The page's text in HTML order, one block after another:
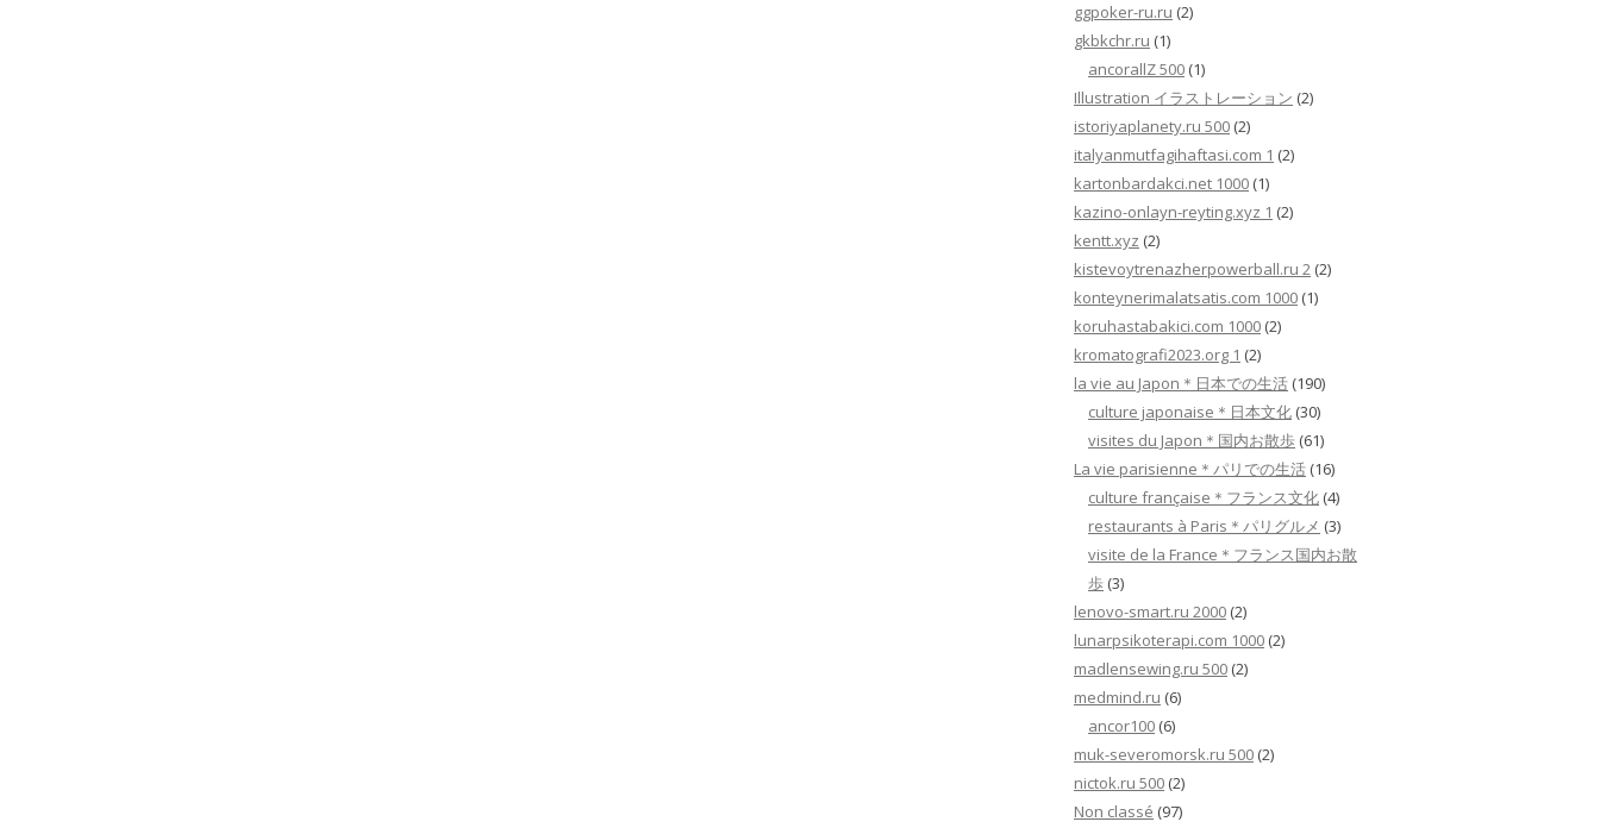
ggpoker-ru.ru (2)
gkbkchr.ru (1)
ancorallZ 500 (1)
Illustration イラストレーション (2)
istoriyaplanety.ru 500 (2)
italyanmutfagihaftasi.com 1 (2)
kartonbardakci.net 1000 (1)
kazino-onlayn-reyting.xyz 1 (2)
kentt.xyz (2)
kistevoytrenazherpowerball.ru 2 (2)
konteynerimalatsatis.com 1000 (1)
koruhastabakici.com 1000 (2)
kromatografi2023.org 1 (2)
la vie au Japon＊日本での生活 (190)
culture japonaise＊日本文化 (30)
visites du Japon＊国内お散歩 (61)
La vie parisienne＊パリでの生活 (16)
culture française＊フランス文化 (4)
restaurants à Paris＊パリグルメ (3)
visite de la France＊フランス国内お散
歩 (3)
lenovo-smart.ru 2000 (2)
lunarpsikoterapi.com 1000 (2)
madlensewing.ru 500 (2)
medmind.ru (6)
ancor100 (6)
muk-severomorsk.ru 500 (2)
nictok.ru 500 (2)
Non classé (97)